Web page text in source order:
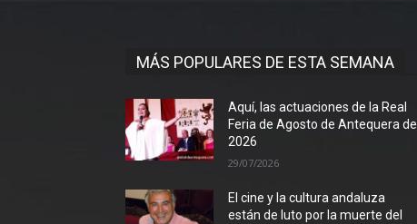
MÁS POPULARES DE ESTA SEMANA
Aquí, las actuaciones de la Real
Feria de Agosto de Antequera de
2026
29/07/2026
El cine y la cultura andaluza
están de luto por la muerte del